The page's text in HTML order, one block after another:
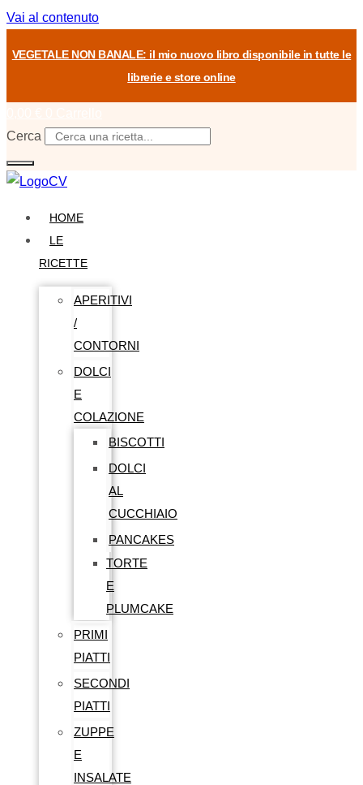
Vai al contenuto
VEGETALE NON BANALE: il mio nuovo libro disponibile in tutte le
librerie e store online
Cerca
HOME
LE
RICETTE
APERITIVI
/
CONTORNI
DOLCI
E
COLAZIONE
BISCOTTI
DOLCI
AL
CUCCHIAIO
PANCAKES
TORTE
E
PLUMCAKE
PRIMI
PIATTI
SECONDI
PIATTI
ZUPPE
E
INSALATE